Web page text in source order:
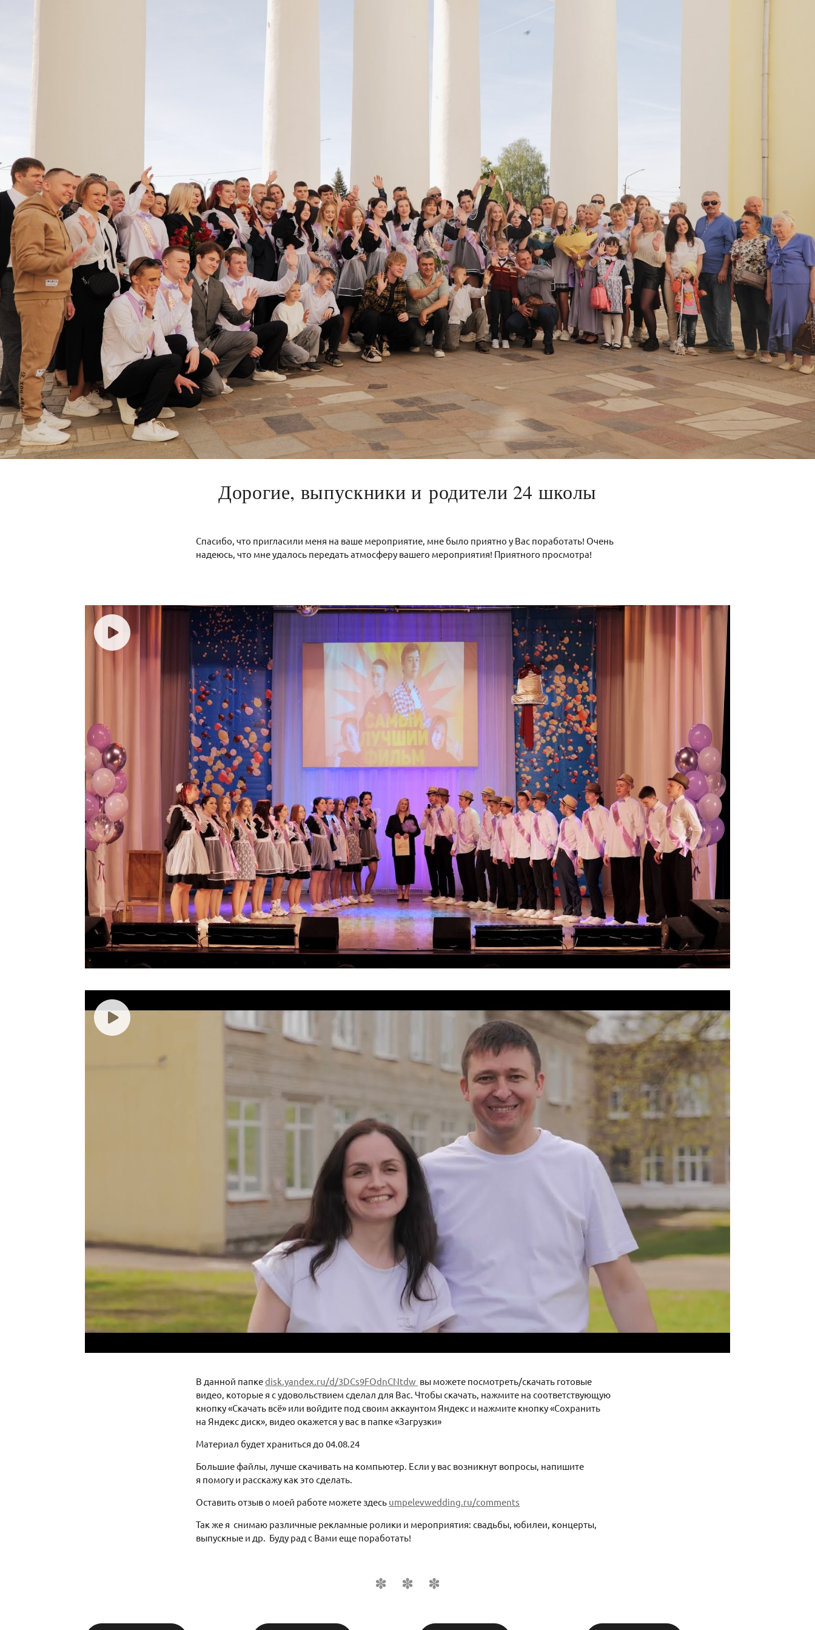
Дорогие, выпускники и родители 24 школы
Спасибо, что пригласили меня на ваше мероприятие, мне было приятно у Вас поработать! Очень
надеюсь, что мне удалось передать атмосферу вашего мероприятия! Приятного просмотра!
В данной папкеdisk.yandex.ru/d/3DCs9FOdnCNtdw вы можете посмотреть/скачать готовые
видео, которые я с удовольствием сделал для Вас. Чтобы скачать, нажмите на соответствующую
кнопку «Скачать всё» или войдите под своим аккаунтом Яндекс и нажмите кнопку «Сохранить
на Яндекс диск», видео окажется у вас в папке «Загрузки»
Материал будет храниться до 04.08.24
Большие файлы, лучше скачивать на компьютер. Если у вас возникнут вопросы, напишите
я помогу и расскажу как это сделать.
Оставить отзыв о моей работе можете здесь umpelevwedding.ru/comments
Так же я снимаю различные рекламные ролики и мероприятия: свадьбы, юбилеи, концерты,
выпускные и др. Буду рад с Вами еще поработать!